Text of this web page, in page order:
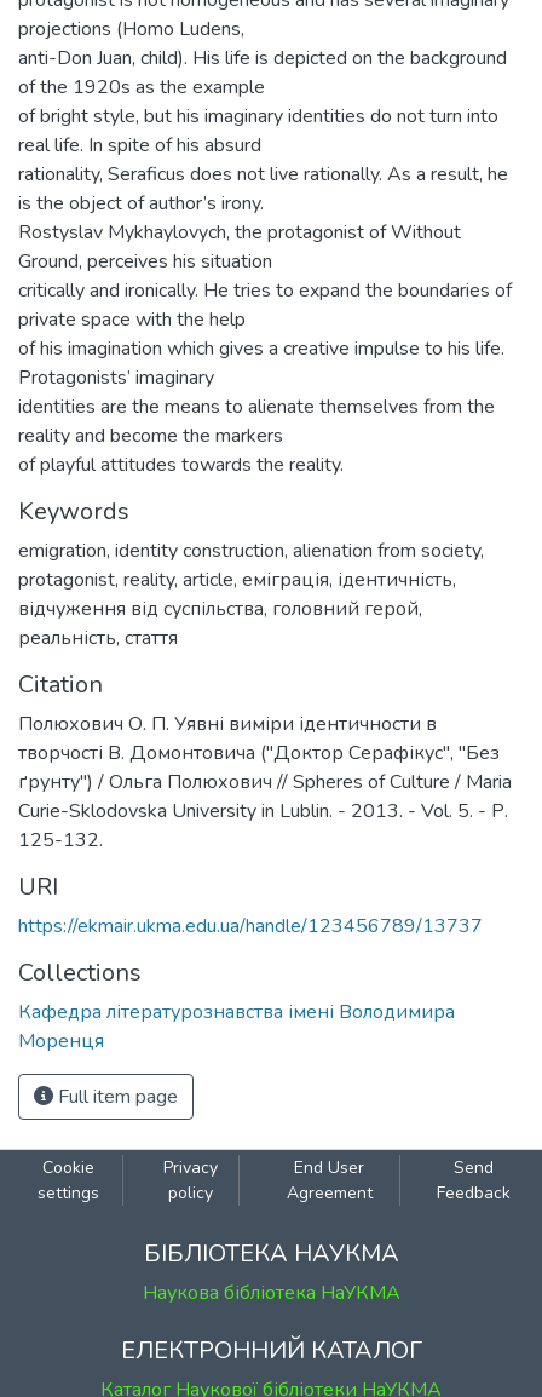
projections (Homo Ludens,
anti-Don Juan, child). His life is depicted on the background
of the 1920s as the example
of bright style, but his imaginary identities do not turn into
real life. In spite of his absurd
rationality, Seraficus does not live rationally. As a result, he
is the object of author’s irony.
Rostyslav Mykhaylovych, the protagonist of Without
Ground, perceives his situation
critically and ironically. He tries to expand the boundaries of
private space with the help
of his imagination which gives a creative impulse to his life.
Protagonists’ imaginary
identities are the means to alienate themselves from the
reality and become the markers
of playful attitudes towards the reality.
Keywords
emigration, identity construction, alienation from society,
protagonist, reality, article, еміграція, ідентичність,
відчуження від суспільства, головний герой,
реальність, стаття
Citation
Полюхович О. П. Уявні виміри ідентичности в
творчості В. Домонтовича ("Доктор Серафікус", "Без
ґрунту") / Ольга Полюхович // Spheres of Culture / Maria
Curie-Sklodovska University in Lublin. - 2013. - Vol. 5. - Р.
125-132.
URI
https://ekmair.ukma.edu.ua/handle/123456789/13737
Collections
Кафедра літературознавства імені Володимира
Моренця
Full item page
Cookie
settings
Privacy
policy
End User
Agreement
Send
Feedback
БІБЛІОТЕКА НАУКМА
Наукова бібліотека НаУКМА
ЕЛЕКТРОННИЙ КАТАЛОГ
Каталог Наукової бібліотеки НаУКМА